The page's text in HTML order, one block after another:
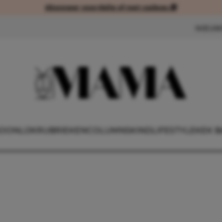
Abonneer voordelig of met cadeau 🎁
Abonneer voordelig of met